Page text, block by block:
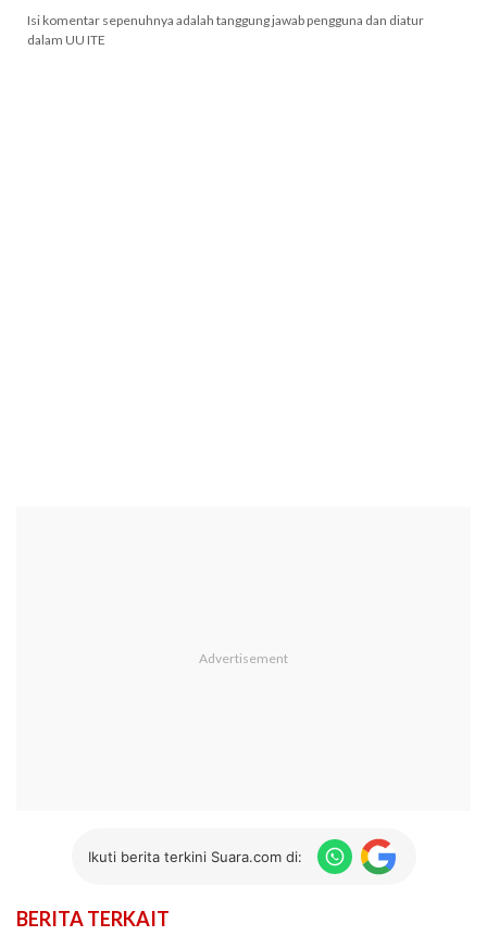
Isi komentar sepenuhnya adalah tanggung jawab pengguna dan diatur
dalam UU ITE
Ikuti berita terkini Suara.com di:
BERITA TERKAIT